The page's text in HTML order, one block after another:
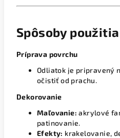
Spôsoby použitia
Príprava povrchu
Odliatok je pripravený
očistiť od prachu.
Dekorovanie
Maľovanie: akrylové
patinovanie.
Efekty: krakelovanie,